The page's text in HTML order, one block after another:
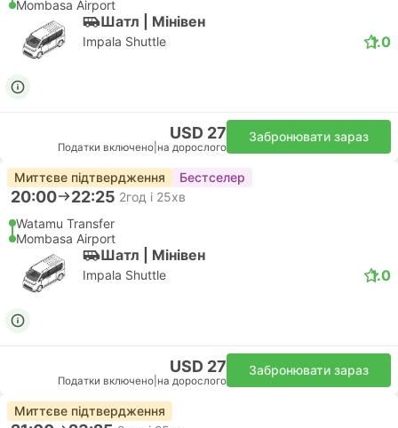
Mombasa Airport
Шатл | Мiнiвен
Impala Shuttle 1.0
USD 27
Податки включено на дорослого
Забронювати зараз
Миттєве підтвердження Бестселер
20:00 22:25 2год і 25хв
Watamu Transfer
Mombasa Airport
Шатл | Мiнiвен
Impala Shuttle 1.0
USD 27
Податки включено на дорослого
Забронювати зараз
Миттєве підтвердження